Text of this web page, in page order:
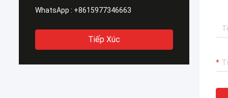
WhatsApp : +8615977346663
Tiếp Xúc